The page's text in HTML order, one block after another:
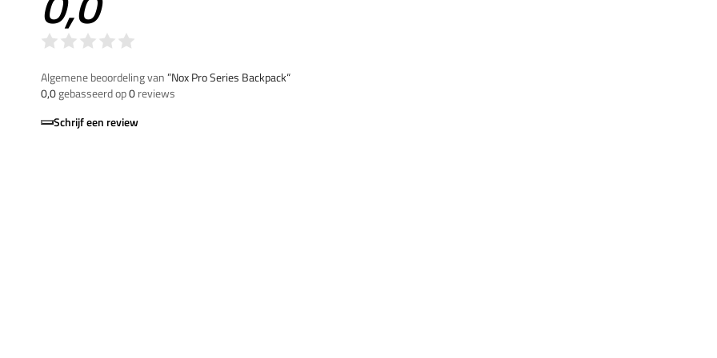
Algemene beoordeling van”Nox Pro Series Backpack“
0,0gebasseerd op0reviews
Schrijf een review